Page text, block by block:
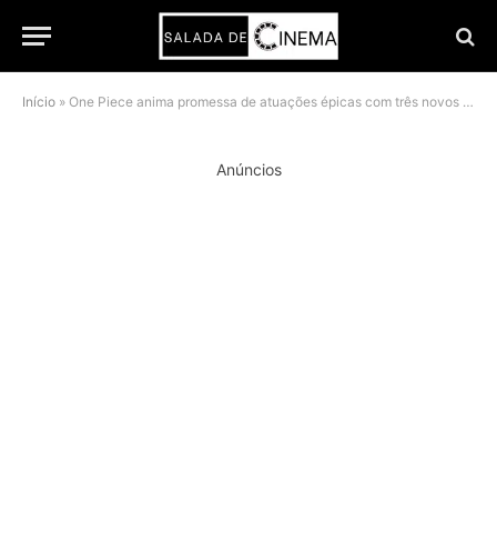
Início » One Piece anima promessa de atuações épicas com três novos Frutos-Deus
Anúncios